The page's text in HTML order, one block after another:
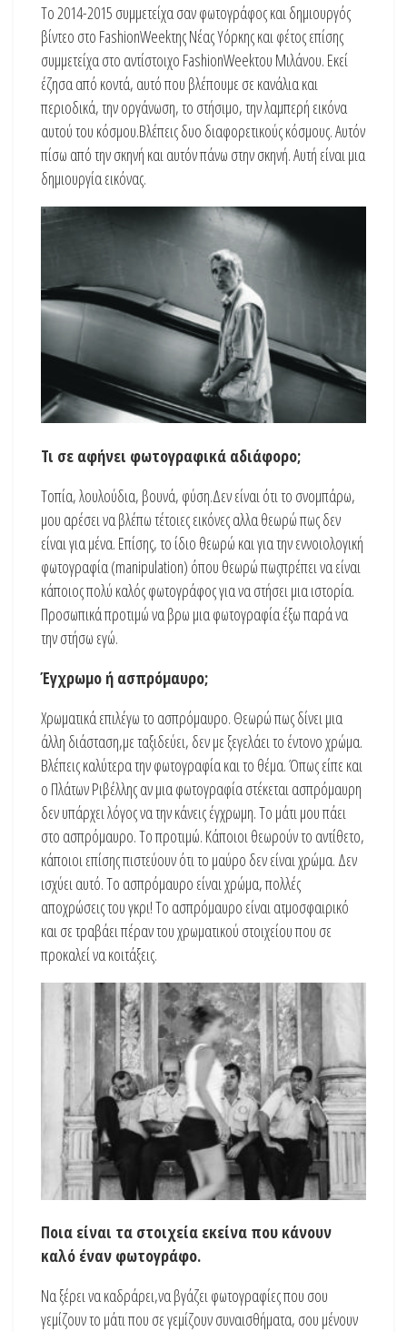
Το 2014-2015 συμμετείχα σαν φωτογράφος και δημιουργός
βίντεο στο FashionWeekτης Νέας Υόρκης και φέτος επίσης
συμμετείχα στο αντίστοιχο FashionWeekτου Μιλάνου. Εκεί
έζησα από κοντά, αυτό που βλέπουμε σε κανάλια και
περιοδικά, την οργάνωση, το στήσιμο, την λαμπερή εικόνα
αυτού του κόσμου.Βλέπεις δυο διαφορετικούς κόσμους. Αυτόν
πίσω από την σκηνή και αυτόν πάνω στην σκηνή. Αυτή είναι μια
δημιουργία εικόνας.
Τι σε αφήνει φωτογραφικά αδιάφορο;
Τοπία, λουλούδια, βουνά, φύση.Δεν είναι ότι το σνομπάρω,
μου αρέσει να βλέπω τέτοιες εικόνες αλλα θεωρώ πως δεν
είναι για μένα. Επίσης, το ίδιο θεωρώ και για την εννοιολογική
φωτογραφία (manipulation) όπου θεωρώ πωςπρέπει να είναι
κάποιος πολύ καλός φωτογράφος για να στήσει μια ιστορία.
Προσωπικά προτιμώ να βρω μια φωτογραφία έξω παρά να
την στήσω εγώ.
Έγχρωμο ή ασπρόμαυρο;
Χρωματικά επιλέγω το ασπρόμαυρο. Θεωρώ πως δίνει μια
άλλη διάσταση,με ταξιδεύει, δεν με ξεγελάει το έντονο χρώμα.
Βλέπεις καλύτερα την φωτογραφία και το θέμα. Όπως είπε και
ο Πλάτων Ριβέλλης αν μια φωτογραφία στέκεται ασπρόμαυρη
δεν υπάρχει λόγος να την κάνεις έγχρωμη. Το μάτι μου πάει
στο ασπρόμαυρο. Το προτιμώ. Κάποιοι θεωρούν το αντίθετο,
κάποιοι επίσης πιστεύουν ότι το μαύρο δεν είναι χρώμα. Δεν
ισχύει αυτό. Το ασπρόμαυρο είναι χρώμα, πολλές
αποχρώσεις του γκρι! Το ασπρόμαυρο είναι ατμοσφαιρικό
και σε τραβάει πέραν του χρωματικού στοιχείου που σε
προκαλεί να κοιτάξεις.
Ποια είναι τα στοιχεία εκείνα που κάνουν
καλό έναν φωτογράφο.
Να ξέρει να καδράρει,να βγάζει φωτογραφίες που σου
γεμίζουν το μάτι που σε γεμίζουν συναισθήματα, σου μένουν